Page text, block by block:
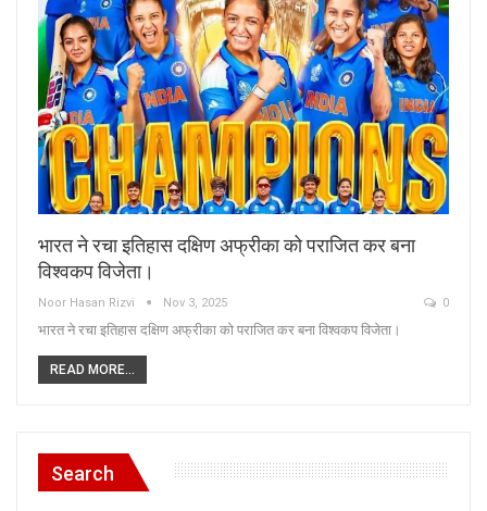
भारत ने रचा इतिहास दक्षिण अफ्रीका को पराजित कर बना
विश्वकप विजेता।
Noor Hasan Rizvi Nov 3, 2025 0
भारत ने रचा इतिहास दक्षिण अफ्रीका को पराजित कर बना विश्वकप विजेता।
READ MORE...
Search